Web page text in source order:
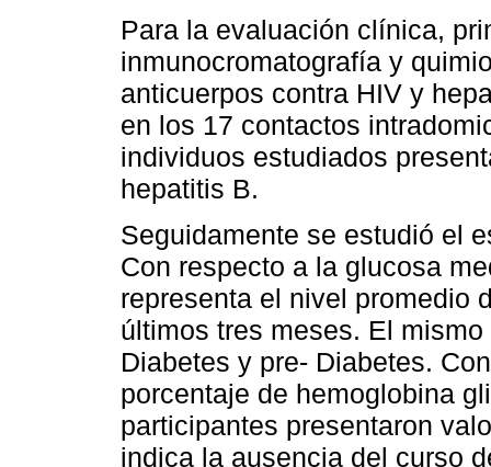
Para la evaluación clínica,
inmunocromatografía y
anticuerpos contra HIV y
en los 17 contactos
individuos estudiados
hepatitis B.
Seguidamente se estudió el
Con respecto a la glucosa
representa el nivel promedio
últimos tres meses. El
Diabetes y pre- Diabetes.
porcentaje de hemoglobina
participantes presentaron
indica la ausencia del curso